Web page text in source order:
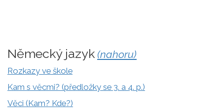
Německý jazyk (nahoru)
Rozkazy ve škole
Kam s věcmi? (předložky se 3. a 4. p.)
Věci (Kam? Kde?)